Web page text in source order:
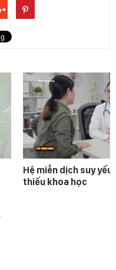
Hệ miễn dịch suy
thiếu khoa học